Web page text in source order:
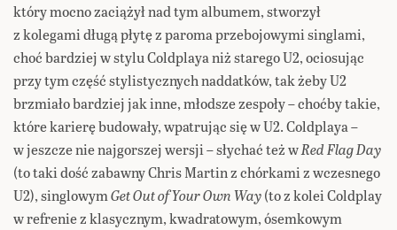
który mocno zaciążył nad tym albumem, stworzył
z kolegami długą płytę z paroma przebojowymi singlami,
choć bardziej w stylu Coldplaya niż starego U2, ociosując
przy tym część stylistycznych naddatków, tak żeby U2
brzmiało bardziej jak inne, młodsze zespoły – choćby takie,
które karierę budowały, wpatrując się w U2. Coldplaya –
w jeszcze nie najgorszej wersji – słychać też wRed Flag Day
(to taki dość zabawny Chris Martin z chórkami z wczesnego
U2), singlowymGet Out of Your Own Way(to z kolei Coldplay
w refrenie z klasycznym, kwadratowym, ósemkowym